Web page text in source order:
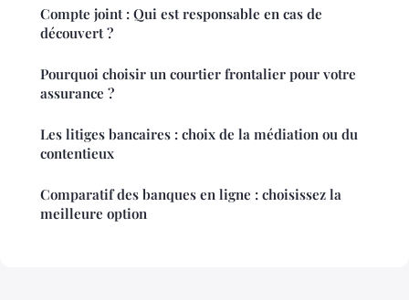
Compte joint : Qui est responsable en cas de
découvert ?
Pourquoi choisir un courtier frontalier pour votre
assurance ?
Les litiges bancaires : choix de la médiation ou du
contentieux
Comparatif des banques en ligne : choisissez la
meilleure option